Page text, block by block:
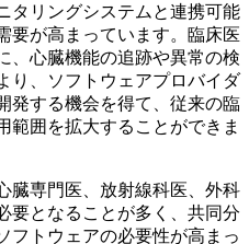
タリングシステムと連携可能
要が高まっています。臨床医
、心臓機能の追跡や異常の検
り、ソフトウェアプロバイダ
発する機会を得て、従来の臨
範囲を拡大することができま
臓専門医、放射線科医、外科
要となることが多く、共同分
フトウェアの必要性が高まっ